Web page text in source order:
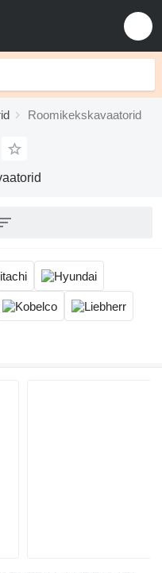
Roomikekskavaatorid